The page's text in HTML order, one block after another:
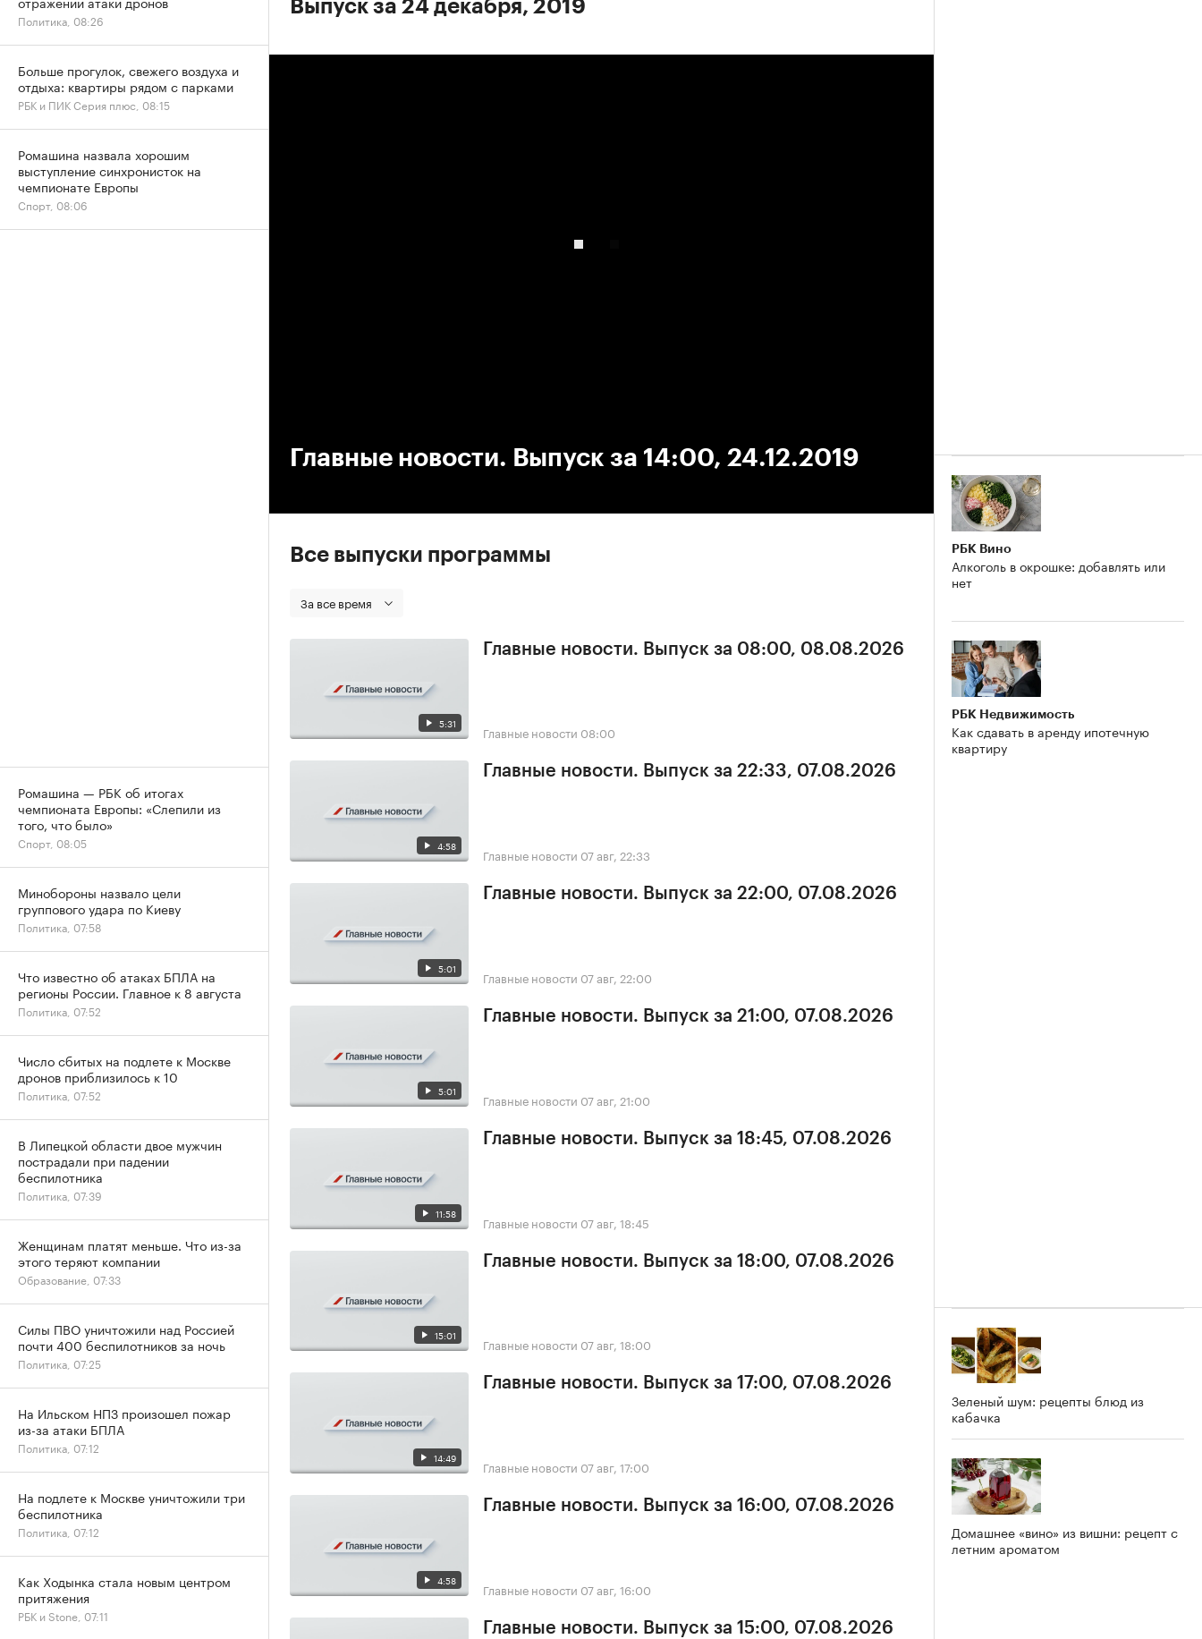
Выпуск за 24 декабря, 2019
Главные новости. Выпуск за 14:00, 24.12.2019
Все выпуски программы
За все время
5:31
Главные новости. Выпуск за 08:00, 08.08.2026
Главные новости 08:00
4:58
Главные новости. Выпуск за 22:33, 07.08.2026
Главные новости 07 авг, 22:33
5:01
Главные новости. Выпуск за 22:00, 07.08.2026
Главные новости 07 авг, 22:00
5:01
Главные новости. Выпуск за 21:00, 07.08.2026
Главные новости 07 авг, 21:00
11:58
Главные новости. Выпуск за 18:45, 07.08.2026
Главные новости 07 авг, 18:45
15:01
Главные новости. Выпуск за 18:00, 07.08.2026
Главные новости 07 авг, 18:00
14:49
Главные новости. Выпуск за 17:00, 07.08.2026
Главные новости 07 авг, 17:00
4:58
Главные новости. Выпуск за 16:00, 07.08.2026
Главные новости 07 авг, 16:00
Главные новости. Выпуск за 15:00, 07.08.2026
РБК Вино
Алкоголь в окрошке: добавлять или
нет
РБК Недвижимость
Как сдавать в аренду ипотечную
квартиру
Зеленый шум: рецепты блюд из
кабачка
Домашнее «вино» из вишни: рецепт с
летним ароматом
Политика, 08:26
Больше прогулок, свежего воздуха и
отдыха: квартиры рядом с парками
РБК и ПИК Серия плюс, 08:15
Ромашина назвала хорошим
выступление синхронисток на
чемпионате Европы
Спорт, 08:06
Ромашина — РБК об итогах
чемпионата Европы: «Слепили из
того, что было»
Спорт, 08:05
Минобороны назвало цели
группового удара по Киеву
Политика, 07:58
Что известно об атаках БПЛА на
регионы России. Главное к 8 августа
Политика, 07:52
Число сбитых на подлете к Москве
дронов приблизилось к 10
Политика, 07:52
В Липецкой области двое мужчин
пострадали при падении
беспилотника
Политика, 07:39
Женщинам платят меньше. Что из-за
этого теряют компании
Образование, 07:33
Силы ПВО уничтожили над Россией
почти 400 беспилотников за ночь
Политика, 07:25
На Ильском НПЗ произошел пожар
из-за атаки БПЛА
Политика, 07:12
На подлете к Москве уничтожили три
беспилотника
Политика, 07:12
Как Ходынка стала новым центром
притяжения
РБК и Stone, 07:11